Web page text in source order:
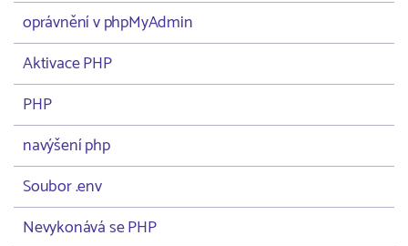
oprávnění v phpMyAdmin
Aktivace PHP
PHP
navýšení php
Soubor .env
Nevykonává se PHP